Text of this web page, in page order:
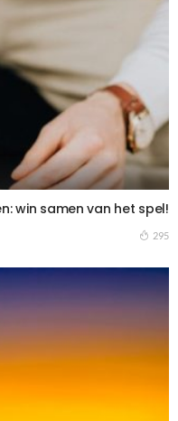
win samen van het spel!
295